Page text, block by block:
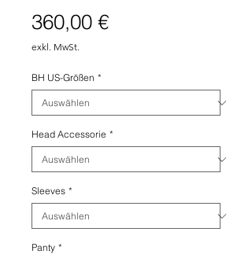
360,00 €Preis
exkl. MwSt.
BH US-Größen *
Head Accessorie *
Sleeves *
Panty *